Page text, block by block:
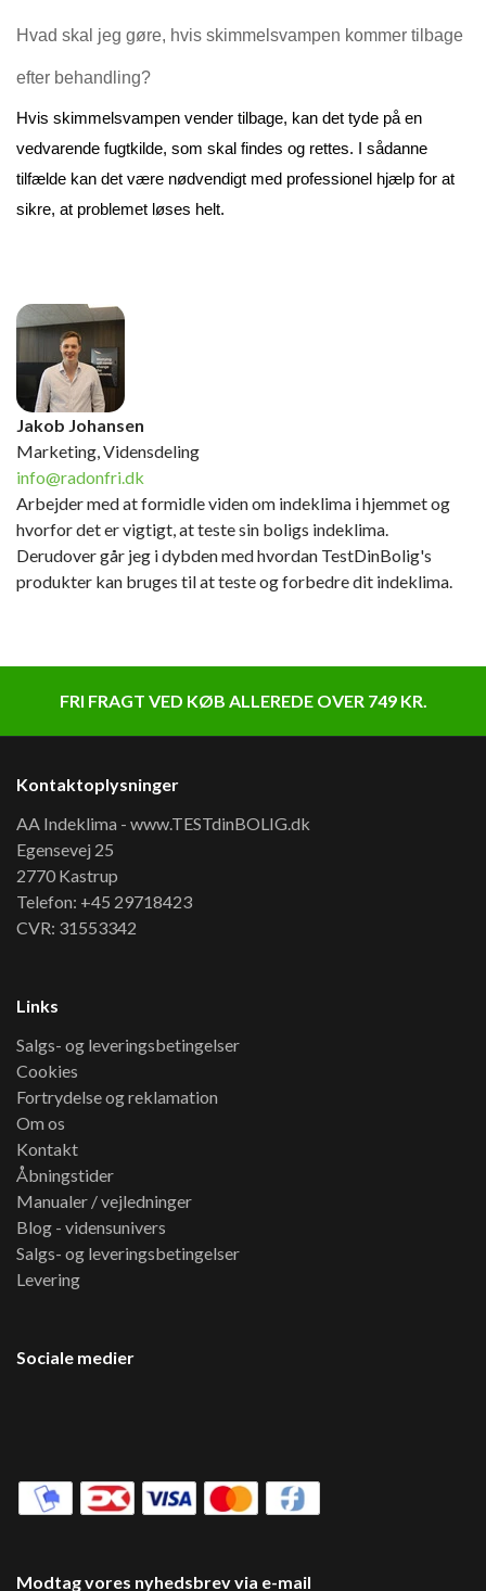
Hvad skal jeg gøre, hvis skimmelsvampen kommer tilbage
efter behandling?
Hvis skimmelsvampen vender tilbage, kan det tyde på en
vedvarende fugtkilde, som skal findes og rettes. I sådanne
tilfælde kan det være nødvendigt med professionel hjælp for at
sikre, at problemet løses helt.
Jakob Johansen
Marketing, Vidensdeling
info@radonfri.dk
Arbejder med at formidle viden om indeklima i hjemmet og
hvorfor det er vigtigt, at teste sin boligs indeklima.
Derudover går jeg i dybden med hvordan TestDinBolig's
produkter kan bruges til at teste og forbedre dit indeklima.
FRI FRAGT VED KØB ALLEREDE OVER 749 KR.
Kontaktoplysninger
AA Indeklima - www.TESTdinBOLIG.dk
Egensevej 25
2770 Kastrup
Telefon: +45 29718423
CVR: 31553342
Links
Salgs- og leveringsbetingelser
Cookies
Fortrydelse og reklamation
Om os
Kontakt
Åbningstider
Manualer / vejledninger
Blog - vidensunivers
Salgs- og leveringsbetingelser
Levering
Sociale medier
Modtag vores nyhedsbrev via e-mail